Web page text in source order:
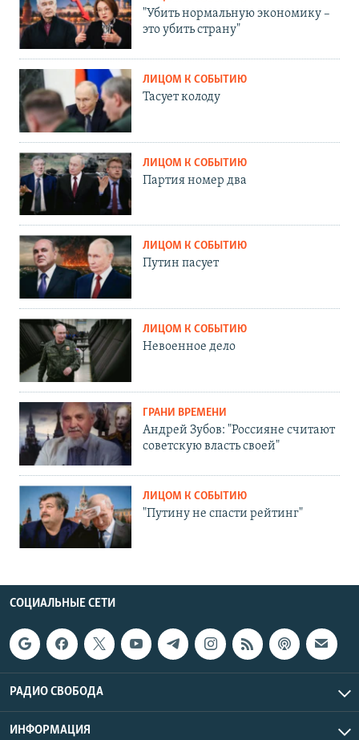
"Убить нормальную экономику –
это убить страну"
ЛИЦОМ К СОБЫТИЮ
Тасует колоду
ЛИЦОМ К СОБЫТИЮ
Партия номер два
ЛИЦОМ К СОБЫТИЮ
Путин пасует
ЛИЦОМ К СОБЫТИЮ
Невоенное дело
ГРАНИ ВРЕМЕНИ
Андрей Зубов: "Россияне считают
советскую власть своей"
ЛИЦОМ К СОБЫТИЮ
"Путину не спасти рейтинг"
СОЦИАЛЬНЫЕ СЕТИ
РАДИО СВОБОДА
ИНФОРМАЦИЯ